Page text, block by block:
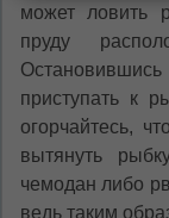
может ловить
пруду
приступать к
огорчайтесь,
вытянуть
чемодан либо
ведь таким